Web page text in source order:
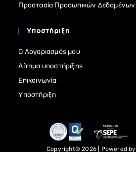
Προστασία Προσωπικών Δεδομένων
Υποστήριξη
Ο Λογαριασμός μου
Αίτημα υποστήριξης
Επικοινωνία
Υποστήριξη
Copyright© 2026 | Powered by